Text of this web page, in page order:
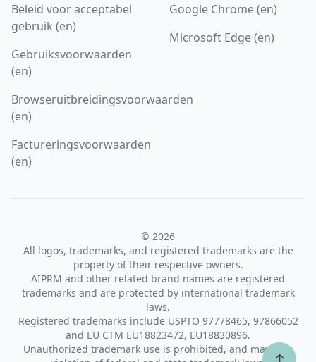
Beleid voor acceptabel
gebruik (en)
Gebruiksvoorwaarden
(en)
Browseruitbreidingsvoorwaarden
(en)
Factureringsvoorwaarden
(en)
Google Chrome (en)
Microsoft Edge (en)
© 2026
All logos, trademarks, and registered trademarks are the
property of their respective owners.
AIPRM and other related brand names are registered
trademarks and are protected by international trademark
laws.
Registered trademarks include USPTO 97778465, 97866052
and EU CTM EU18823472, EU18830896.
Unauthorized trademark use is prohibited, and may be a